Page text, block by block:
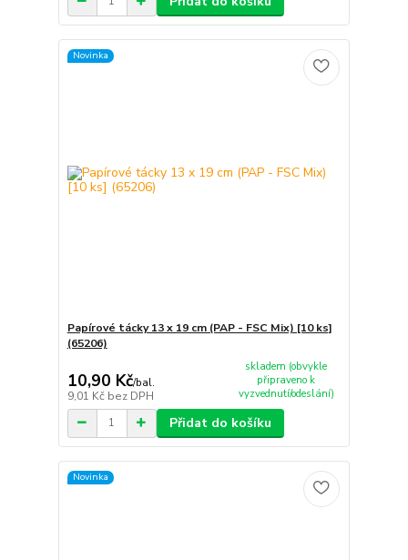
Novinka
Papírové tácky 13 x 19 cm (PAP - FSC Mix) [10 ks]
(65206)
10,90 Kč/bal.
9,01 Kč bez DPH
skladem (obvykle
připraveno k
vyzvednutí/odeslání)
Přidat do košíku
Novinka